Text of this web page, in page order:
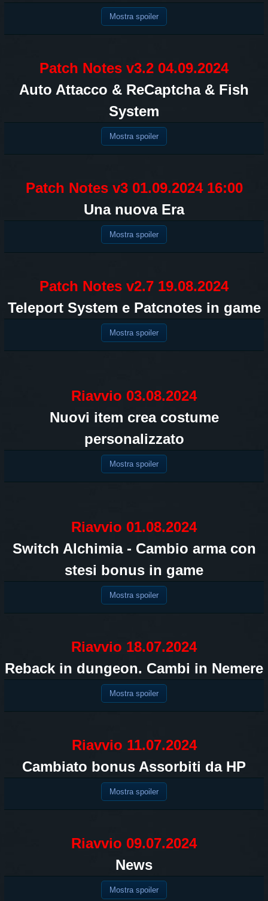
Mostra spoiler
Patch Notes v3.2 04.09.2024
Auto Attacco & ReCaptcha & Fish
System
Mostra spoiler
Patch Notes v3 01.09.2024 16:00
Una nuova Era
Mostra spoiler
Patch Notes v2.7 19.08.2024
Teleport System e Patcnotes in game
Mostra spoiler
Riavvio 03.08.2024
Nuovi item crea costume
personalizzato
Mostra spoiler
Riavvio 01.08.2024
Switch Alchimia - Cambio arma con
stesi bonus in game
Mostra spoiler
Riavvio 18.07.2024
Reback in dungeon. Cambi in Nemere
Mostra spoiler
Riavvio 11.07.2024
Cambiato bonus Assorbiti da HP
Mostra spoiler
Riavvio 09.07.2024
News
Mostra spoiler